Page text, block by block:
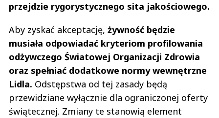
przejdzie rygorystycznego sita jakościowego.
Aby zyskać akceptację, żywność będzie
musiała odpowiadać kryteriom profilowania
odżywczego Światowej Organizacji Zdrowia
oraz spełniać dodatkowe normy wewnętrzne
Lidla. Odstępstwa od tej zasady będą
przewidziane wyłącznie dla ograniczonej oferty
świątecznej. Zmiany te stanowią element